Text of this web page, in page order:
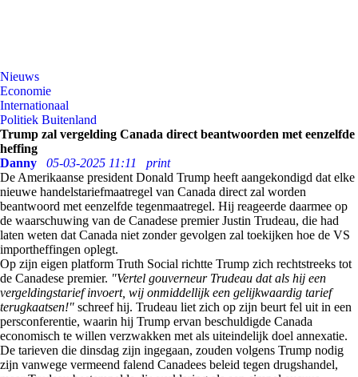
Nieuws
Economie
Internationaal
Politiek Buitenland
Trump zal vergelding Canada direct beantwoorden met eenzelfde
heffing
Danny
05-03-2025 11:11
print
De Amerikaanse president Donald Trump heeft aangekondigd dat elke
nieuwe handelstariefmaatregel van Canada direct zal worden
beantwoord met eenzelfde tegenmaatregel. Hij reageerde daarmee op
de waarschuwing van de Canadese premier Justin Trudeau, die had
laten weten dat Canada niet zonder gevolgen zal toekijken hoe de VS
importheffingen oplegt.
Op zijn eigen platform Truth Social richtte Trump zich rechtstreeks tot
de Canadese premier. "Vertel gouverneur Trudeau dat als hij een
vergeldingstarief invoert, wij onmiddellijk een gelijkwaardig tarief
terugkaatsen!" schreef hij. Trudeau liet zich op zijn beurt fel uit in een
persconferentie, waarin hij Trump ervan beschuldigde Canada
economisch te willen verzwakken met als uiteindelijk doel annexatie.
De tarieven die dinsdag zijn ingegaan, zouden volgens Trump nodig
zijn vanwege vermeend falend Canadees beleid tegen drugshandel,